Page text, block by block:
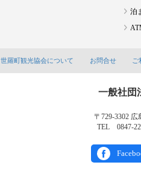
泊
世羅町観光協会について お問合せ ご
一般社団
〒729-3302
TEL 0847-